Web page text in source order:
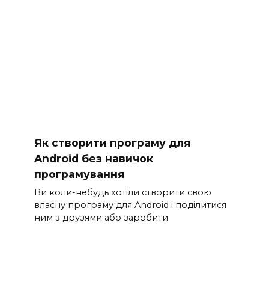
Як створити програму для
Android без навичок
програмування
Ви коли-небудь хотіли створити свою
власну програму для Android і поділитися
ним з друзями або заробити